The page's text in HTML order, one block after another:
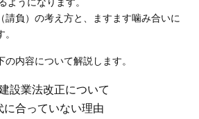
請負）の考え方と、ますます噛み合いに
内容について解説します。
設業法改正について
合っていない理由